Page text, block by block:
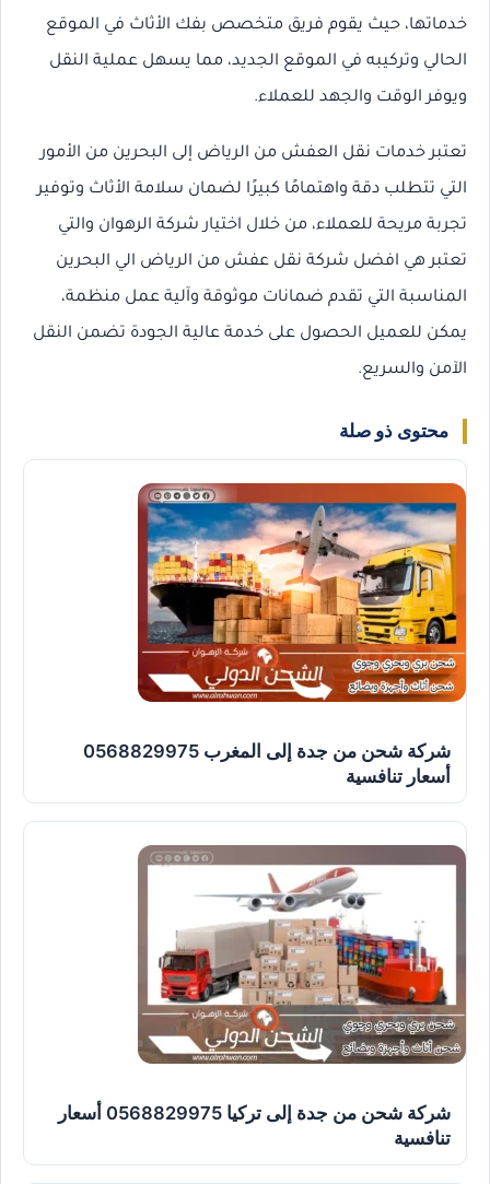
خدماتها، حيث يقوم فريق متخصص بفك الأثاث في الموقع
الحالي وتركيبه في الموقع الجديد، مما يسهل عملية النقل
ويوفر الوقت والجهد للعملاء.
تعتبر خدمات نقل العفش من الرياض إلى البحرين من الأمور
التي تتطلب دقة واهتمامًا كبيرًا لضمان سلامة الأثاث وتوفير
تجربة مريحة للعملاء، من خلال اختيار شركة الرهوان والتي
تعتبر هي افضل شركة نقل عفش من الرياض الي البحرين
المناسبة التي تقدم ضمانات موثوقة وآلية عمل منظمة،
يمكن للعميل الحصول على خدمة عالية الجودة تضمن النقل
الآمن والسريع.
محتوى ذو صلة
شركة شحن من جدة إلى المغرب 0568829975
أسعار تنافسية
شركة شحن من جدة إلى تركيا 0568829975 أسعار
تنافسية